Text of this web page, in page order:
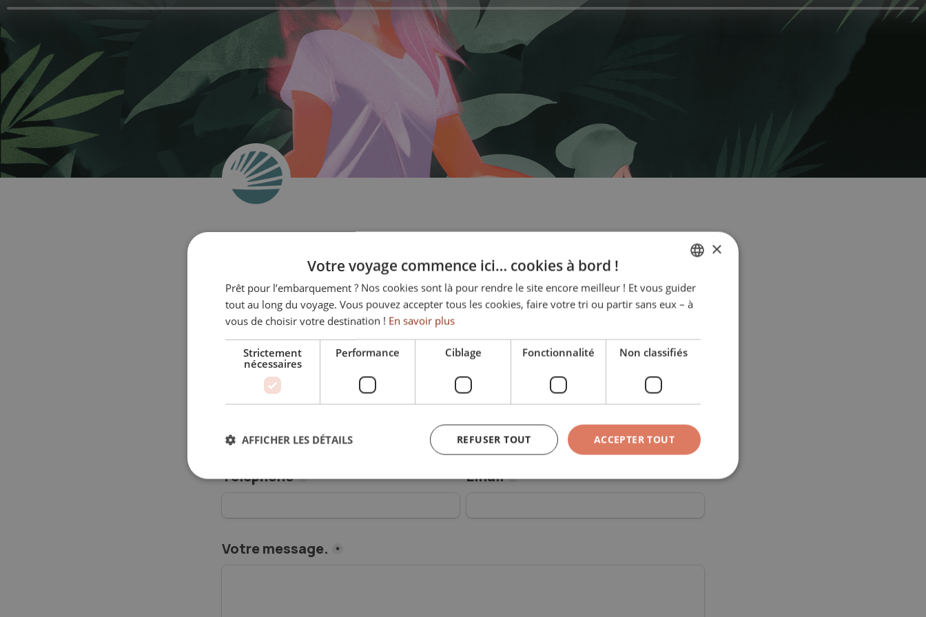
Contactez Shanti Om
Prénom * Nom *
Téléphone * Email *
Votre message. *
FRENCH
ENGLISH
GERMAN
×
Votre voyage commence ici… cookies à bord !
Prêt pour l’embarquement ? Nos cookies sont là pour rendre le site encore meilleur ! Et vous guider
tout au long du voyage. Vous pouvez accepter tous les cookies, faire votre tri ou partir sans eux – à
vous de choisir votre destination ! En savoir plus
Strictement
nécessaires
Performance Ciblage Fonctionnalité Non classifiés
ACCEPTER TOUT
REFUSER TOUT
AFFICHER LES DÉTAILS